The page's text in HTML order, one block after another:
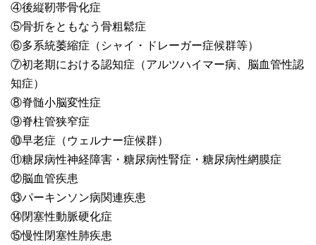
④後縦靭帯骨化症
⑤骨折をともなう骨粗鬆症
⑥多系統萎縮症（シャイ・ドレーガー症候群等）
⑦初老期における認知症（アルツハイマー病、脳血管性認
知症）
⑧脊髄小脳変性症
⑨脊柱管狭窄症
⑩早老症（ウェルナー症候群）
⑪糖尿病性神経障害・糖尿病性腎症・糖尿病性網膜症
⑫脳血管疾患
⑬パーキンソン病関連疾患
⑭閉塞性動脈硬化症
⑮慢性閉塞性肺疾患